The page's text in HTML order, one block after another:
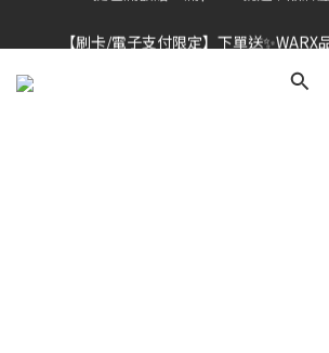
👔挺爸行動：全館襪款【最低$149起】